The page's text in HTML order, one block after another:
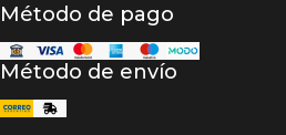
Método de pago
Método de envío